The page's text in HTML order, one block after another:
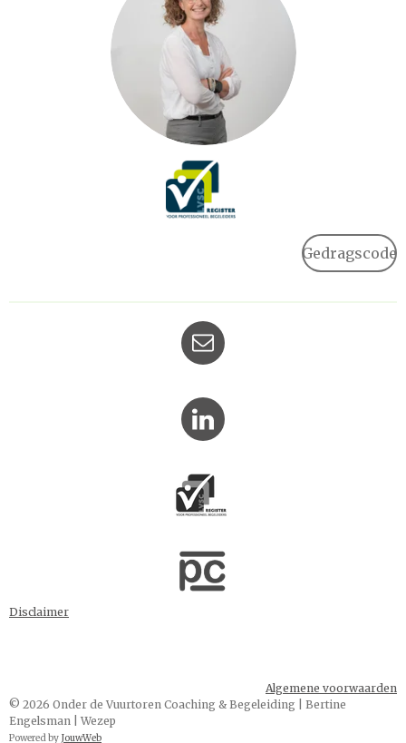
Gedragscode
Disclaimer
Algemene voorwaarden
© 2026 Onder de Vuurtoren Coaching & Begeleiding | Bertine
Engelsman | Wezep
Powered by JouwWeb